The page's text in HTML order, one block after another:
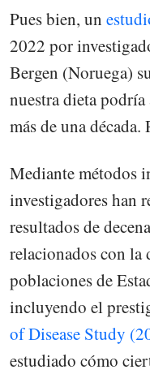
Pues bien, un
2022 por
Bergen (Noruega)
nuestra dieta
más de una
Mediante métodos
investigadores han
resultados de
relacionados con la
poblaciones de
incluyendo el
of Disease Study
estudiado cómo